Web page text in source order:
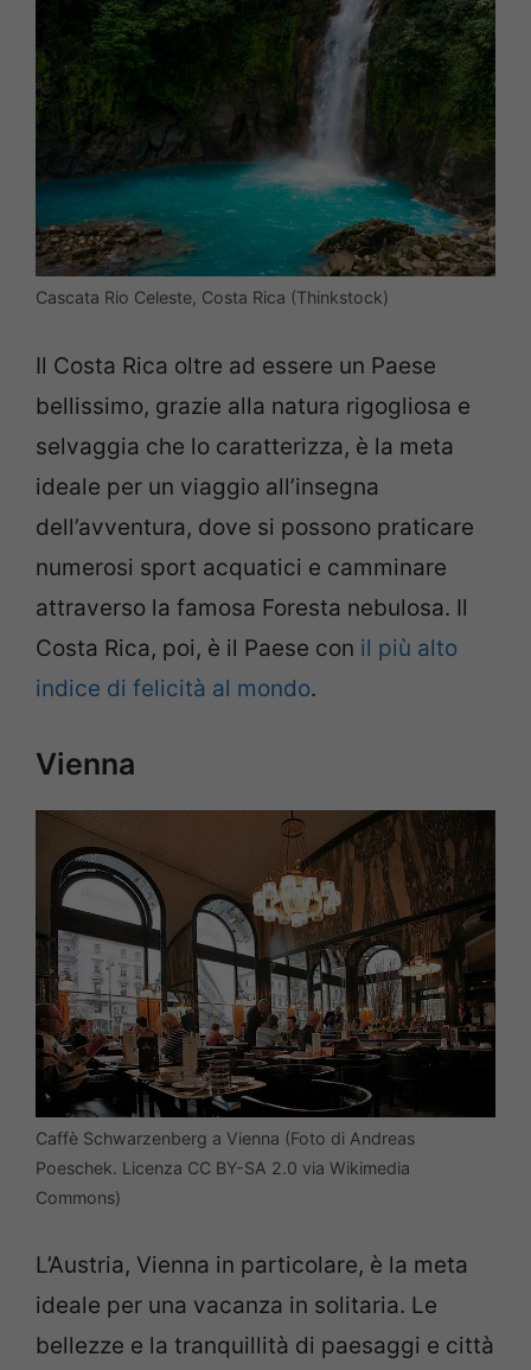
Cascata Rio Celeste, Costa Rica (Thinkstock)
Il Costa Rica oltre ad essere un Paese
bellissimo, grazie alla natura rigogliosa e
selvaggia che lo caratterizza, è la meta
ideale per un viaggio all’insegna
dell’avventura, dove si possono praticare
numerosi sport acquatici e camminare
attraverso la famosa Foresta nebulosa. Il
Costa Rica, poi, è il Paese con il più alto
indice di felicità al mondo.
Vienna
Caffè Schwarzenberg a Vienna (Foto di Andreas
Poeschek. Licenza CC BY-SA 2.0 via Wikimedia
Commons)
L’Austria, Vienna in particolare, è la meta
ideale per una vacanza in solitaria. Le
bellezze e la tranquillità di paesaggi e città